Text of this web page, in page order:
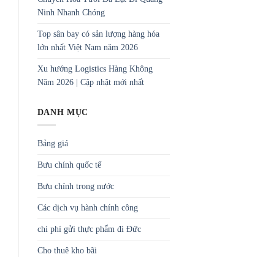
Ninh Nhanh Chóng
Top sân bay có sản lượng hàng hóa
lớn nhất Việt Nam năm 2026
Xu hướng Logistics Hàng Không
Năm 2026 | Cập nhật mới nhất
DANH MỤC
Bảng giá
Bưu chính quốc tế
Bưu chính trong nước
Các dịch vụ hành chính công
chi phí gửi thực phẩm đi Đức
Cho thuê kho bãi